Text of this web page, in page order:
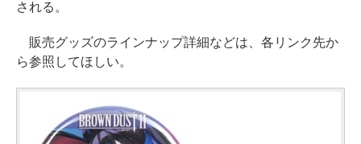
される。
販売グッズのラインナップ詳細などは、各リンク先か
ら参照してほしい。